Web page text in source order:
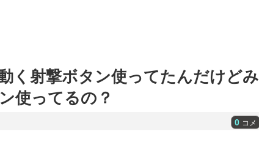
く射撃ボタン使ってたんだけどみ
使ってるの？
0 コメ